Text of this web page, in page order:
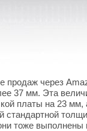
через
37 мм. Эта
платы на 23
тоже выполнены